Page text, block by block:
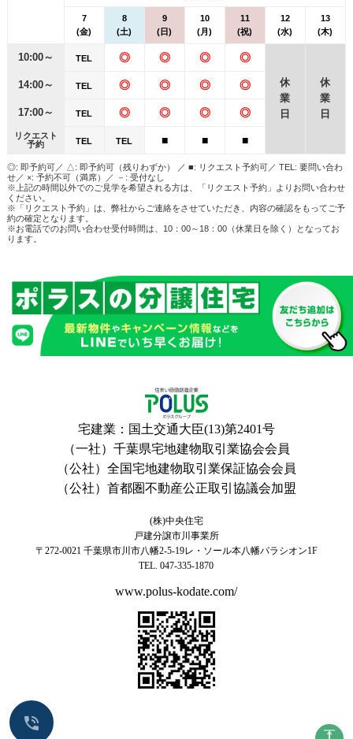
7
(金)
8
(土)
9
(日)
10
(月)
11
(祝)
12
(水)
13
(木)
10:00～ TEL ◎ ◎ ◎ ◎
休
業
日
休
業
日
14:00～ TEL ◎ ◎ ◎ ◎
17:00～ TEL ◎ ◎ ◎ ◎
リクエスト
予約
TEL TEL ■ ■ ■
◎: 即予約可／ △: 即予約可（残りわずか） ／ ■: リクエスト予約可／ TEL: 要問い合わ
せ／ ×: 予約不可（満席）／ －: 受付なし
※上記の時間以外でのご見学を希望される方は、「リクエスト予約」よりお問い合わせ
ください。
※「リクエスト予約」は、弊社からご連絡をさせていただき、内容の確認をもってご予
約の確定となります。
※お電話でのお問い合わせ受付時間は、10：00～18：00（休業日を除く）となってお
ります。
宅建業：国土交通大臣(13)第2401号
（一社）千葉県宅地建物取引業協会会員
（公社）全国宅地建物取引業保証協会会員
（公社）首都圏不動産公正取引協議会加盟
(株)中央住宅
戸建分譲市川事業所
〒272-0021 千葉県市川市八幡2-5-19レ・ソール本八幡パラシオン1F
TEL. 047-335-1870
www.polus-kodate.com/